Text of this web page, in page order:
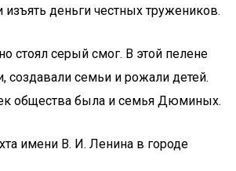
деньги честных тружеников.
стоял серый смог. В этой пелене
семьи и рожали детей.
общества была и семья Дюминых.
имени В. И. Ленина в городе